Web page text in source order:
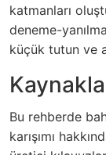
katmanları
deneme-
küçük tutun ve
Bu rehberde
karışımı